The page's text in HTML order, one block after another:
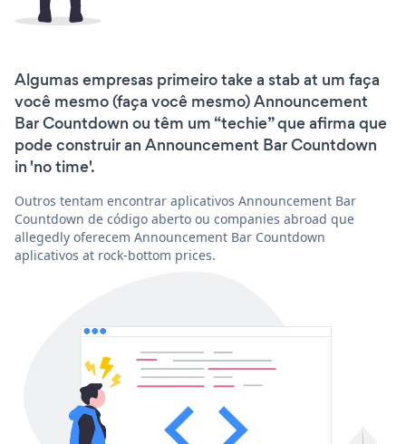
Algumas empresas primeiro take a stab at um faça
você mesmo (faça você mesmo) Announcement
Bar Countdown ou têm um “techie” que afirma que
pode construir an Announcement Bar Countdown
in 'no time'.
Outros tentam encontrar aplicativos Announcement Bar
Countdown de código aberto ou companies abroad que
allegedly oferecem Announcement Bar Countdown
aplicativos at rock-bottom prices.